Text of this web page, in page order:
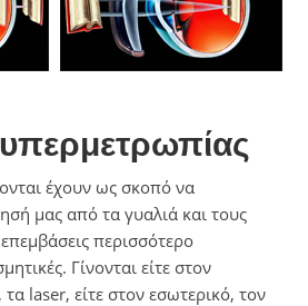
έχουν ως σκοπό να
μας από τα γυαλιά και τους
περισσότερο
Γίνονται είτε στον
laser, είτε στον εσωτερικό, τον